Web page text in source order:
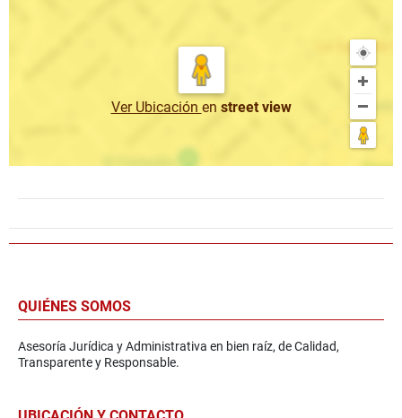
Ver Ubicación en street view
QUIÉNES SOMOS
Asesoría Jurídica y Administrativa en bien raíz, de Calidad,
Transparente y Responsable.